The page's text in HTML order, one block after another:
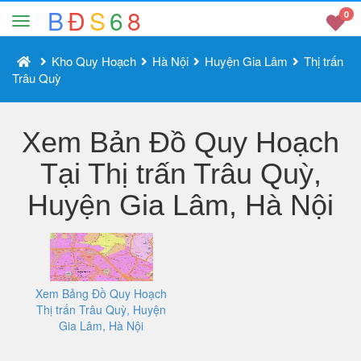
BĐS68 0
Kho Quy Hoạch Hà Nội Huyện Gia Lâm
Thị trấn
Trâu Quỳ
Xem Bản Đồ Quy Hoạch
Tại Thị trấn Trâu Quỳ,
Huyện Gia Lâm, Hà Nội
Xem Bảng Đồ Quy Hoạch
Thị trấn Trâu Quỳ, Huyện
Gia Lâm, Hà Nội